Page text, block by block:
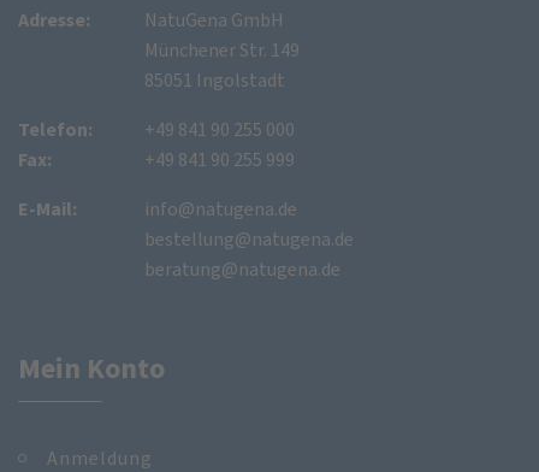
Adresse:
NatuGena GmbH
Münchener Str. 149
85051 Ingolstadt
Telefon:
Fax:
+49 841 90 255 000
+49 841 90 255 999
E-Mail:
info@natugena.de
bestellung@natugena.de
beratung@natugena.de
Mein Konto
Anmeldung